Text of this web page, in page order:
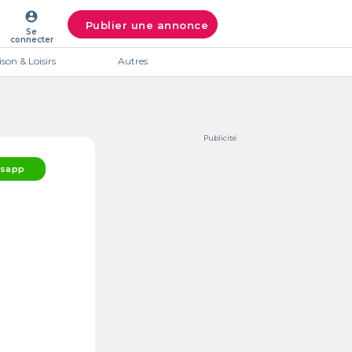
account_circle
Se
connecter
Publier une annonce
& Loisirs Autres
Publicité